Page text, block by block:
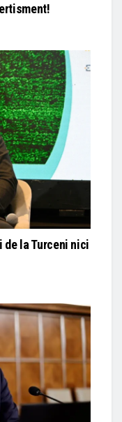
de la Turceni nici